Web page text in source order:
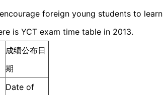
foreign young students to learn
is YCT exam time table in 2013.
成绩公布日
期
Date of